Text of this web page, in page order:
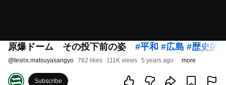
原爆ドーム その投下前の姿 #平和 #広島 #歴史的
@tesrix.matsuyasangyo 762 likes 111K views 5 years ago more
Subscribe